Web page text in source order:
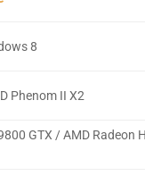
8
Phenom II X2
GTX / AMD Radeon